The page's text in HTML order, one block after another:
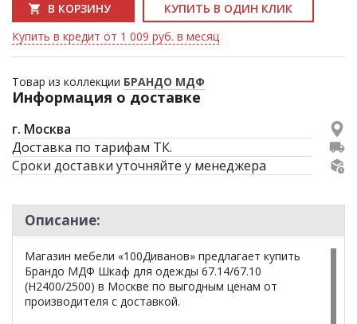
В КОРЗИНУ
КУПИТЬ В ОДИН КЛИК
Купить в кредит от 1 009 руб. в месяц
Товар из коллекции БРАНДО МДФ
Информация о доставке
г. Москва
Доставка по тарифам ТК.
Сроки доставки уточняйте у менеджера
Описание:
Магазин мебели «100Диванов» предлагает купить
Брандо МДФ Шкаф для одежды 67.14/67.10
(Н2400/2500) в Москве по выгодным ценам от
производителя с доставкой.